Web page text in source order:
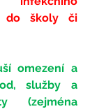
do školy či
omezení a
služby a
(zejména